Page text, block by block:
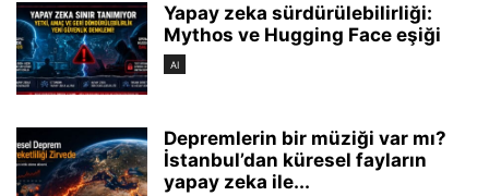
Yapay zeka sürdürülebilirliği:
Mythos ve Hugging Face eşiği
AI
Depremlerin bir müziği var mı?
İstanbul’dan küresel fayların
yapay zeka ile...